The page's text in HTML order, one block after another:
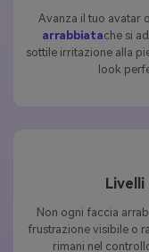
Avanza il tuo avatar
arrabbiatache si
sottile irritazione alla
look
Non ogni faccia
frustrazione visibile o
rimani nel